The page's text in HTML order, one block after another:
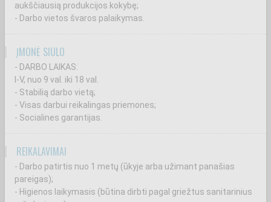
aukščiausią produkcijos kokybę;
- Darbo vietos švaros palaikymas.
ĮMONĖ SIŪLO
- DARBO LAIKAS:
I-V, nuo 9 val. iki 18 val.
- Stabilią darbo vietą;
- Visas darbui reikalingas priemones;
- Socialines garantijas.
REIKALAVIMAI
- Darbo patirtis nuo 1 metų (ūkyje arba užimant panašias
pareigas);
- Higienos laikymasis (būtina dirbti pagal griežtus sanitarinius